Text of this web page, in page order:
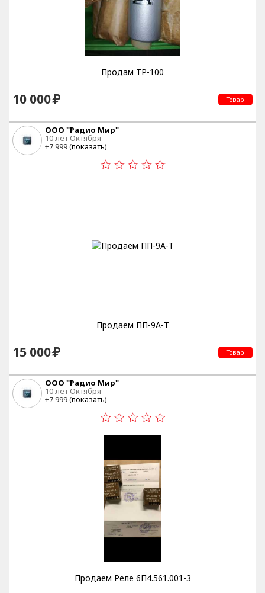
Продам ТР-100
10 000 Товар
ООО "Радио Мир"
10 лет Октября
+7 999 (показать)
Продаем ПП-9А-Т
15 000 Товар
ООО "Радио Мир"
10 лет Октября
+7 999 (показать)
Продаем Реле 6П4.561.001-3